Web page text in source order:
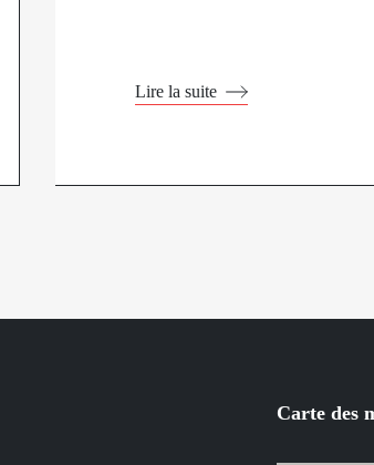
Lire la suite
Carte des